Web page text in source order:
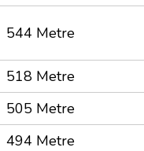
544 Metre
518 Metre
505 Metre
494 Metre